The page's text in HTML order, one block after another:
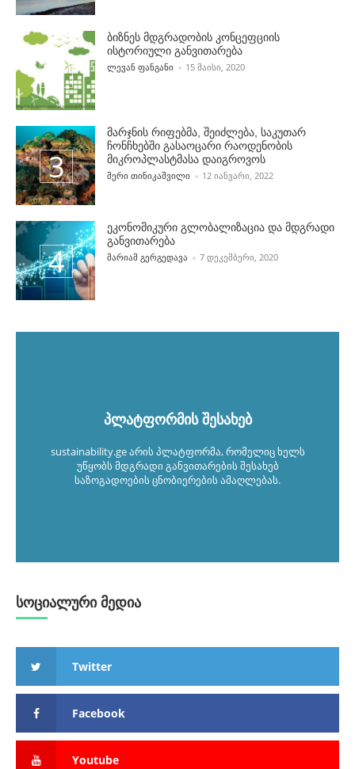
ბიზნეს მდგრადობის კონცეფციის
ისტორიული განვითარება
POSTED BY
ᲚᲔᲕᲐᲜ ᲤᲐᲜᲒᲐᲜᲘ 15 ᲛᲐᲘᲡᲘ, 2020
მარჯნის რიფებმა, შეიძლება, საკუთარ
ჩონჩხებში გასაოცარი რაოდენობის
მიკროპლასტმასა დაიგროვოს
POSTED BY
ᲛᲔᲠᲘ ᲗᲘᲜᲘᲙᲐᲨᲕᲘᲚᲘ 12 ᲘᲐᲜᲕᲐᲠᲘ, 2022
ეკონომიკური გლობალიზაცია და მდგრადი
განვითარება
POSTED BY
ᲛᲐᲠᲘᲐᲛ ᲒᲔᲠᲒᲔᲓᲐᲕᲐ 7 ᲓᲔᲙᲔᲛᲑᲔᲠᲘ, 2020
პლატფორმის შესახებ
sustainability.ge არის პლატფორმა, რომელიც ხელს
უწყობს მდგრადი განვითარების შესახებ
საზოგადოების ცნობიერების ამაღლებას.
სოციალური მედია
Twitter
Facebook
Youtube